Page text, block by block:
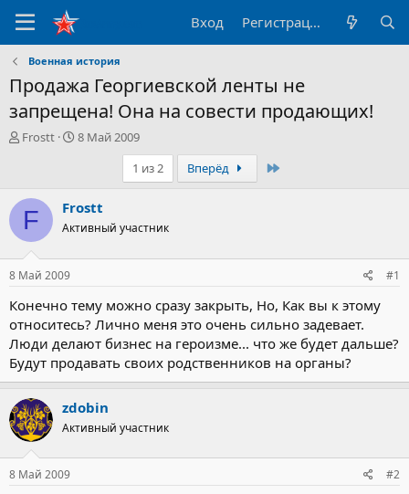
Вход Регистрация
Военная история
Продажа Георгиевской ленты не
запрещена! Она на совести продающих!
А
р
е
м
ы
Frostt
Д
н
а
ч
8 Май 2009
1 из 2
Вперёд
F Frostt
Активный участник
8 Май 2009 #1
Конечно тему можно сразу закрыть, Но, Как вы к этому
относитесь? Лично меня это очень сильно задевает.
Люди делают бизнес на героизме... что же будет дальше?
Будут продавать своих родственников на органы?
zdobin
Активный участник
8 Май 2009 #2